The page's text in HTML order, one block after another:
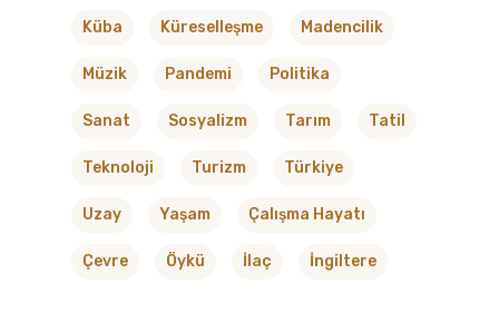
Küba Küreselleşme Madencilik
Müzik Pandemi Politika
Sanat Sosyalizm Tarım Tatil
Teknoloji Turizm Türkiye
Uzay Yaşam Çalışma Hayatı
Çevre Öykü İlaç İngiltere